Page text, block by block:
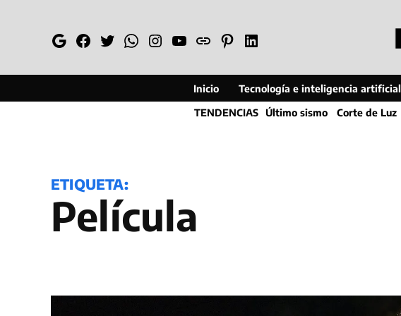
GoogleFacebook
TwitterWhatsapp
Instagram
YouTube
WebPinterestLinkedin
Inicio Tecnología e inteligencia artificial
TENDENCIAS Último sismo Corte de Luz
ETIQUETA:
película